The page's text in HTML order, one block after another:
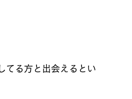
てる方と出会えるとい